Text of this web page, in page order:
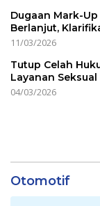
Dugaan Mark-
Berlanjut,
11/03/2026
Tutup Celah
Layanan
04/03/2026
Otomotif